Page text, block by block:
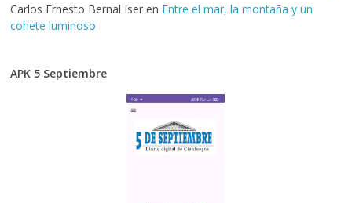
Carlos Ernesto Bernal Iser en Entre el mar, la montaña y un
cohete luminoso
APK 5 Septiembre